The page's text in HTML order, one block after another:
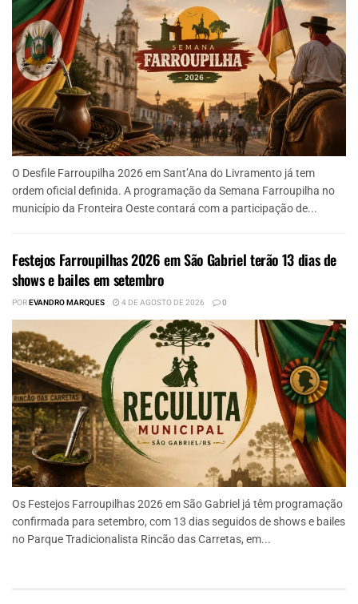
O Desfile Farroupilha 2026 em Sant’Ana do Livramento já tem
ordem oficial definida. A programação da Semana Farroupilha no
município da Fronteira Oeste contará com a participação de...
Festejos Farroupilhas 2026 em São Gabriel terão 13 dias de
shows e bailes em setembro
POREVANDRO MARQUES 4 DE AGOSTO DE 2026 0
Os Festejos Farroupilhas 2026 em São Gabriel já têm programação
confirmada para setembro, com 13 dias seguidos de shows e bailes
no Parque Tradicionalista Rincão das Carretas, em...